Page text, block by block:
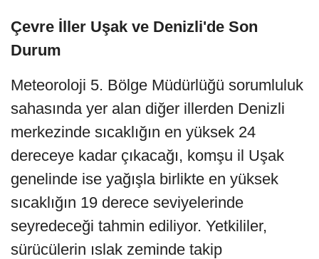
Çevre İller Uşak ve Denizli'de Son
Durum
Meteoroloji 5. Bölge Müdürlüğü sorumluluk
sahasında yer alan diğer illerden Denizli
merkezinde sıcaklığın en yüksek 24
dereceye kadar çıkacağı, komşu il Uşak
genelinde ise yağışla birlikte en yüksek
sıcaklığın 19 derece seviyelerinde
seyredeceği tahmin ediliyor. Yetkililer,
sürücülerin ıslak zeminde takip